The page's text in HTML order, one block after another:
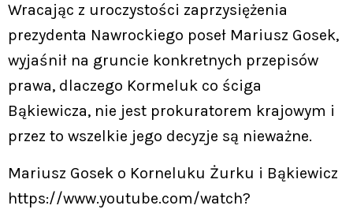
Wracając z uroczystości zaprzysiężenia
prezydenta Nawrockiego poseł Mariusz Gosek,
wyjaśnił na gruncie konkretnych przepisów
prawa, dlaczego Kormeluk co ściga
Bąkiewicza, nie jest prokuratorem krajowym i
przez to wszelkie jego decyzje są nieważne.
Mariusz Gosek o Korneluku Żurku i Bąkiewicz
https://www.youtube.com/watch?